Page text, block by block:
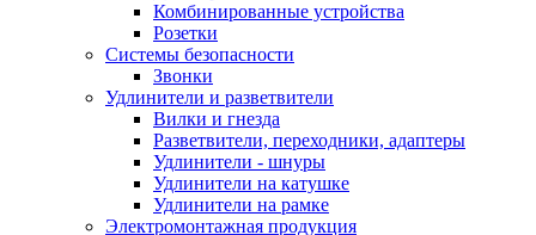
Комбинированные устройства
Розетки
Системы безопасности
Звонки
Удлинители и разветвители
Вилки и гнезда
Разветвители, переходники, адаптеры
Удлинители - шнуры
Удлинители на катушке
Удлинители на рамке
Электромонтажная продукция